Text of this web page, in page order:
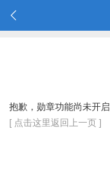
抱歉，勋章功能尚未开启
[ 点击这里返回上一页 ]